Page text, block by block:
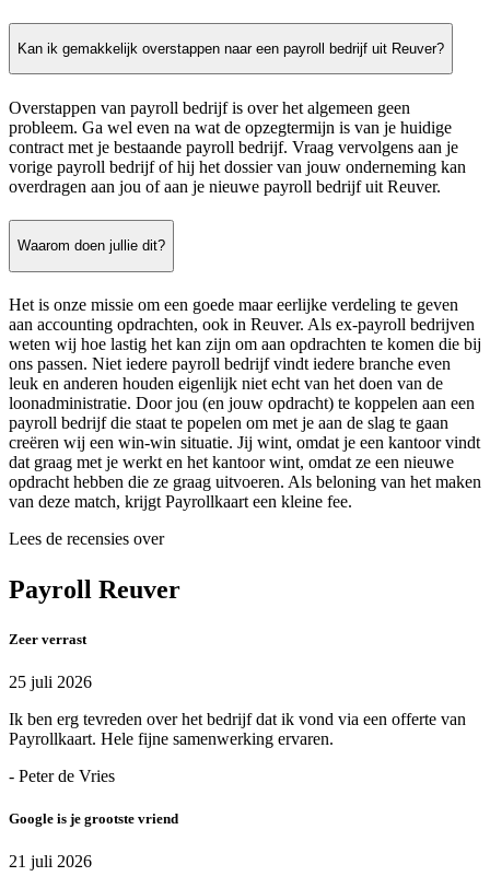
Kan ik gemakkelijk overstappen naar een payroll bedrijf uit Reuver?
Overstappen van payroll bedrijf is over het algemeen geen
probleem. Ga wel even na wat de opzegtermijn is van je huidige
contract met je bestaande payroll bedrijf. Vraag vervolgens aan je
vorige payroll bedrijf of hij het dossier van jouw onderneming kan
overdragen aan jou of aan je nieuwe payroll bedrijf uit Reuver.
Waarom doen jullie dit?
Het is onze missie om een goede maar eerlijke verdeling te geven
aan accounting opdrachten, ook in Reuver. Als ex-payroll bedrijven
weten wij hoe lastig het kan zijn om aan opdrachten te komen die bij
ons passen. Niet iedere payroll bedrijf vindt iedere branche even
leuk en anderen houden eigenlijk niet echt van het doen van de
loonadministratie. Door jou (en jouw opdracht) te koppelen aan een
payroll bedrijf die staat te popelen om met je aan de slag te gaan
creëren wij een win-win situatie. Jij wint, omdat je een kantoor vindt
dat graag met je werkt en het kantoor wint, omdat ze een nieuwe
opdracht hebben die ze graag uitvoeren. Als beloning van het maken
van deze match, krijgt Payrollkaart een kleine fee.
Lees de recensies over
Payroll Reuver
Zeer verrast
25 juli 2026
Ik ben erg tevreden over het bedrijf dat ik vond via een offerte van
Payrollkaart. Hele fijne samenwerking ervaren.
- Peter de Vries
Google is je grootste vriend
21 juli 2026